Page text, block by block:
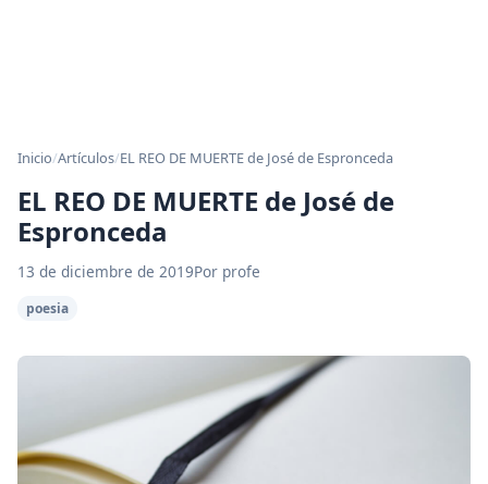
Inicio/Artículos/EL REO DE MUERTE de José de Espronceda
EL REO DE MUERTE de José de
Espronceda
13 de diciembre de 2019Por profe
poesia